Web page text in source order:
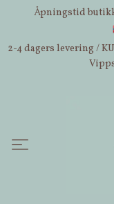
Åpningstid butikk
2-4 dagers levering /